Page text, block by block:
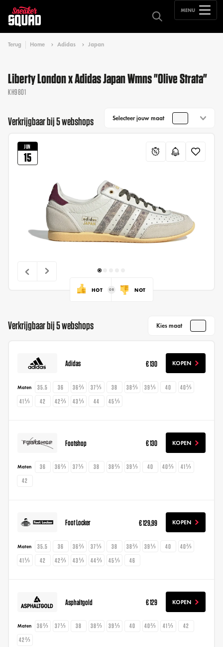
MENU
Terug Home Adidas Japan
Liberty London x Adidas Japan Wmns "Olive Strata"
KH9801
Verkrijgbaar bij 5 webshops Selecteer jouw maat
JUN
15
HOT NOT
Verkrijgbaar bij 5 webshops Kies maat
Adidas € 130 KOPEN
Maten 35.5 36 36⅔ 37⅓ 38 38⅔ 39⅓ 40
40⅔
41⅓
42 42⅔ 43⅓ 44 45⅓
Footshop € 130 KOPEN
Maten 36 36⅔ 37⅓ 38 38⅔ 39⅓ 40 40⅔
41⅓
42
Foot Locker € 129,99 KOPEN
Maten 35.5 36 36⅔ 37⅓ 38 38⅔ 39⅓ 40
40⅔
41⅓
42 42⅔ 43⅓ 44⅔ 45⅓ 46
Asphaltgold € 129 KOPEN
Maten 36⅔ 37⅓ 38 38⅔ 39⅓ 40 40⅔ 41⅓
42
42⅔